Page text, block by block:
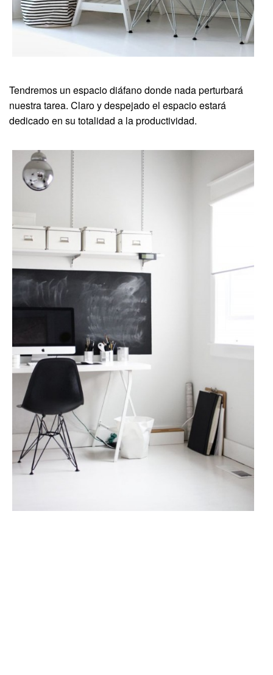
Tendremos un espacio diáfano donde nada perturbará
nuestra tarea. Claro y despejado el espacio estará
dedicado en su totalidad a la productividad.